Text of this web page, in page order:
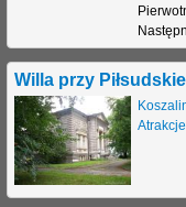
Willa przy
Atrakcje